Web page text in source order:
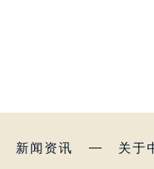
新闻资讯 — 关于